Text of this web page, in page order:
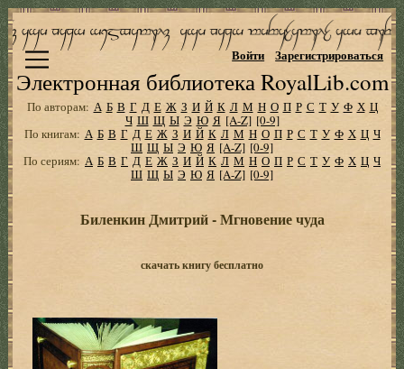
Электронная библиотека RoyalLib.com
Войти Зарегистрироваться
По авторам: А Б В Г Д Е Ж З И Й К Л М Н О П Р С Т У Ф Х Ц
Ч Ш Щ Ы Э Ю Я [A-Z] [0-9]
По книгам: А Б В Г Д Е Ж З И Й К Л М Н О П Р С Т У Ф Х Ц Ч
Ш Щ Ы Э Ю Я [A-Z] [0-9]
По сериям: А Б В Г Д Е Ж З И Й К Л М Н О П Р С Т У Ф Х Ц Ч
Ш Щ Ы Э Ю Я [A-Z] [0-9]
Биленкин Дмитрий - Мгновение чуда
скачать книгу бесплатно